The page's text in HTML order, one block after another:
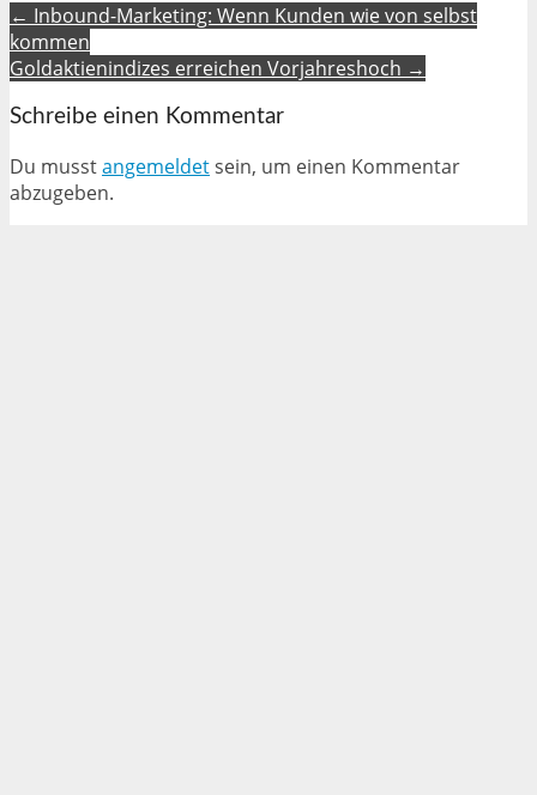
← Inbound-Marketing: Wenn Kunden wie von selbst
kommen
Goldaktienindizes erreichen Vorjahreshoch →
Schreibe einen Kommentar
Du musstangemeldetsein, um einen Kommentar
abzugeben.